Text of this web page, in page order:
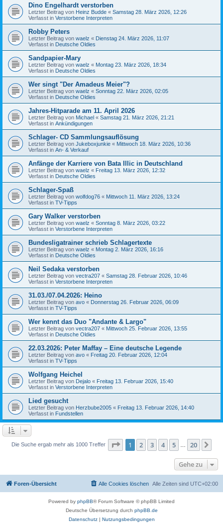
Dino Engelhardt verstorben
Letzter Beitrag von Heinz Budde « Samstag 28. März 2026, 12:26
Verfasst in Verstorbene Interpreten
Robby Peters
Letzter Beitrag von waelz « Dienstag 24. März 2026, 11:07
Verfasst in Deutsche Oldies
Sandpapier-Mary
Letzter Beitrag von waelz « Montag 23. März 2026, 18:34
Verfasst in Deutsche Oldies
Wer singt "Der Amadeus Meier"?
Letzter Beitrag von waelz « Sonntag 22. März 2026, 02:05
Verfasst in Deutsche Oldies
Jahres-Hitparade am 11. April 2026
Letzter Beitrag von Michael « Samstag 21. März 2026, 21:21
Verfasst in Ankündigungen
Schlager- CD Sammlungsauflösung
Letzter Beitrag von Jukeboxjunkie « Mittwoch 18. März 2026, 10:36
Verfasst in An- & Verkauf
Anfänge der Karriere von Bata Illic in Deutschland
Letzter Beitrag von waelz « Freitag 13. März 2026, 12:32
Verfasst in Deutsche Oldies
Schlager-Spaß
Letzter Beitrag von wolfdog76 « Mittwoch 11. März 2026, 13:24
Verfasst in TV-Tipps
Gary Walker verstorben
Letzter Beitrag von waelz « Sonntag 8. März 2026, 03:22
Verfasst in Verstorbene Interpreten
Bundesligatrainer schrieb Schlagertexte
Letzter Beitrag von waelz « Montag 2. März 2026, 16:16
Verfasst in Deutsche Oldies
Neil Sedaka verstorben
Letzter Beitrag von vectra207 « Samstag 28. Februar 2026, 10:46
Verfasst in Verstorbene Interpreten
31.03./07.04.2026: Heino
Letzter Beitrag von avo « Donnerstag 26. Februar 2026, 06:09
Verfasst in TV-Tipps
Wer kennt das Duo "Andante & Largo"
Letzter Beitrag von vectra207 « Mittwoch 25. Februar 2026, 13:55
Verfasst in Deutsche Oldies
22.03.2026: Peter Maffay – Eine deutsche Legende
Letzter Beitrag von avo « Freitag 20. Februar 2026, 12:04
Verfasst in TV-Tipps
Wolfgang Heichel
Letzter Beitrag von Dejalo « Freitag 13. Februar 2026, 15:40
Verfasst in Verstorbene Interpreten
Lied gesucht
Letzter Beitrag von Herzbube2005 « Freitag 13. Februar 2026, 14:40
Verfasst in Fundstellen
Die Suche ergab mehr als 1000 Treffer Seite 1von 20
1 2 3 4 5 20
Gehe zu
Foren-Übersicht Alle Zeiten sind UTC+02:00
Alle Cookies löschen
Powered by phpBB® Forum Software © phpBB Limited
Deutsche Übersetzung durch phpBB.de
Datenschutz| Nutzungsbedingungen